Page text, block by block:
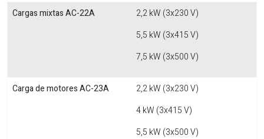
Cargas mixtas AC-22A
2,2 kW (3x230 V)
5,5 kW (3x415 V)
7,5 kW (3x500 V)
Carga de motores AC-23A
2,2 kW (3x230 V)
4 kW (3x415 V)
5,5 kW (3x500 V)